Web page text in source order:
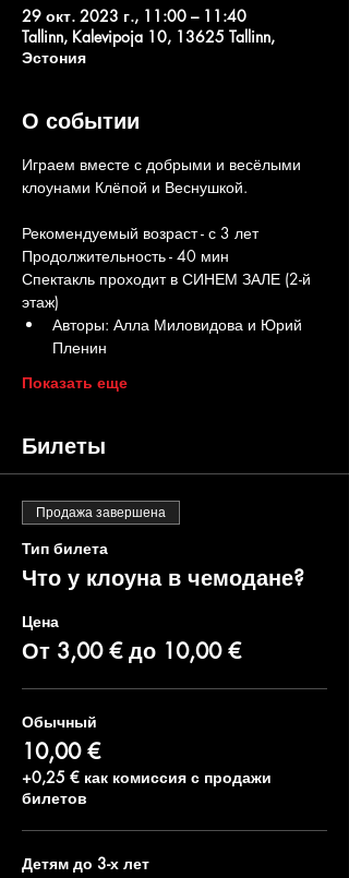
29 окт. 2023 г., 11:00 – 11:40
Tallinn, Kalevipoja 10, 13625 Tallinn,
Эстония
О событии
Играем вместе с добрыми и весёлыми
клоунами Клёпой и Веснушкой.
Рекомендуемый возраст - с 3 лет
Продолжительность - 40 мин
Спектакль проходит в СИНЕМ ЗАЛЕ (2-й
этаж)
Авторы: Алла Миловидова и Юрий
Пленин
Показать еще
Билеты
Продажа завершена
Тип билета
Что у клоуна в чемодане?
Цена
От 3,00 € до 10,00 €
Обычный
10,00 €
+0,25 € как комиссия с продажи
билетов
Детям до 3-х лет